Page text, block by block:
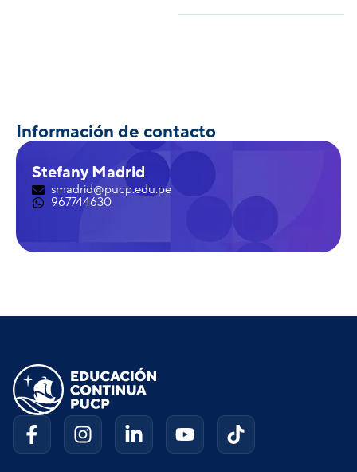
Información de contacto
Stefany Madrid
smadrid@pucp.edu.pe
967744630